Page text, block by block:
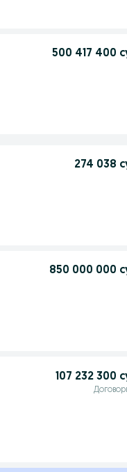
500 417 400
274 038
850 000 000
107 232 300